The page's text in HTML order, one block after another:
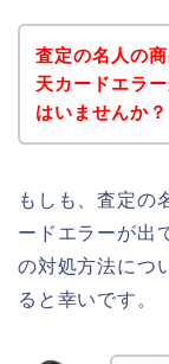
査定の名人の
天カードエラ
はいませんか？
もしも、査定の
ードエラーが出
の対処方法につ
ると幸いです。